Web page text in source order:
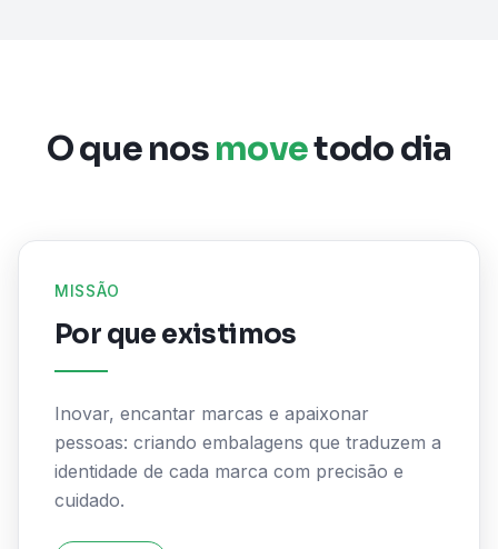
O que nosmovetodo dia
MISSÃO
Por que existimos
Inovar, encantar marcas e apaixonar
pessoas: criando embalagens que traduzem a
identidade de cada marca com precisão e
cuidado.